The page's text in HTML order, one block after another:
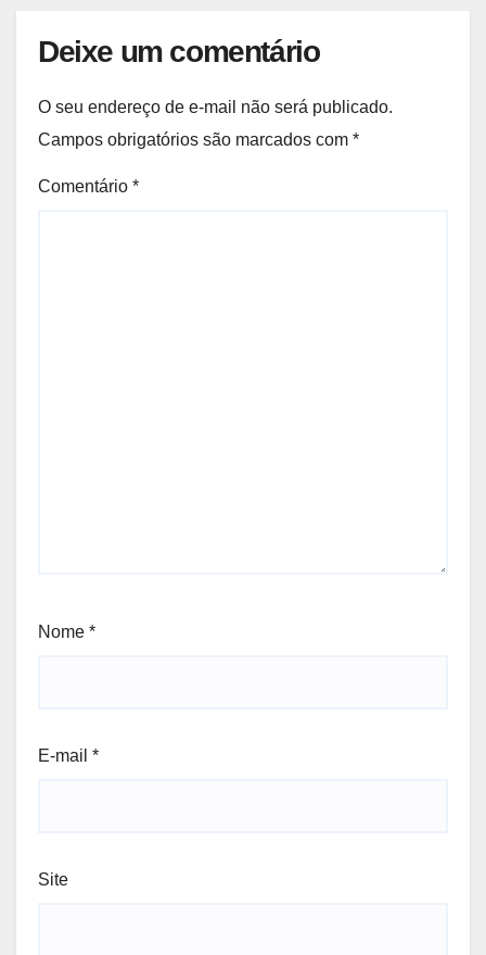
Deixe um comentário
O seu endereço de e-mail não será publicado.
Campos obrigatórios são marcados com *
Comentário *
Nome *
E-mail *
Site